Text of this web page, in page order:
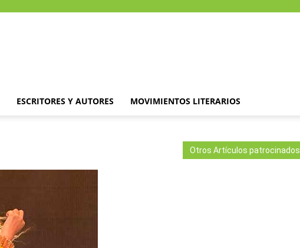
ESCRITORES Y AUTORES MOVIMIENTOS LITERARIOS
Otros Artículos patrocinados